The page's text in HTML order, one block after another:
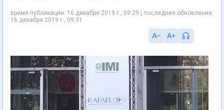
время публикации: 16 декабря 2019 г., 09:29 | последнее обновление:
16 декабря 2019 г., 09:31